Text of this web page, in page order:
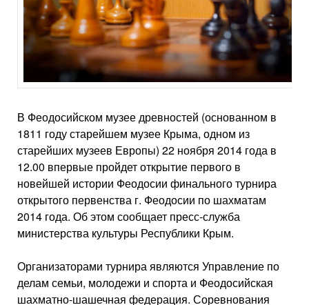
В Феодосийском музее древностей (основанном в
1811 году старейшем музее Крыма, одном из
старейших музеев Европы) 22 ноября 2014 года в
12.00 впервые пройдет открытие первого в
новейшей истории Феодосии финального турнира
открытого первенства г. Феодосии по шахматам
2014 года. Об этом сообщает пресс-служба
министерства культуры Республики Крым.
Организаторами турнира являются Управление по
делам семьи, молодежи и спорта и Феодосийская
шахматно-шашечная федерация. Соревнования